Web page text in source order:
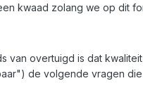
kwaad zolang we op dit
van overtuigd is dat
de volgende vragen